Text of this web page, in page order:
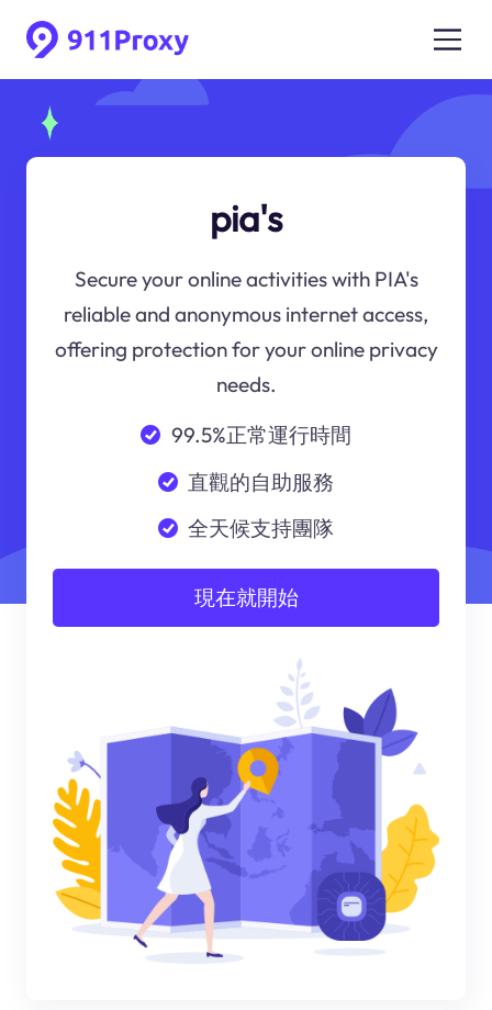
pia's
Secure your online activities with PIA's
reliable and anonymous internet access,
offering protection for your online privacy
needs.
99.5%正常運行時間
直觀的自助服務
全天候支持團隊
現在就開始